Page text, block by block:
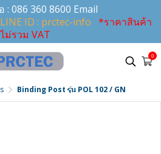
: 086 360 8600 Email
LINE ID : prctec-info *ราคาสินค้า
ไม่รวม VAT
0
Binding Post รุ่น POL 102 / GN